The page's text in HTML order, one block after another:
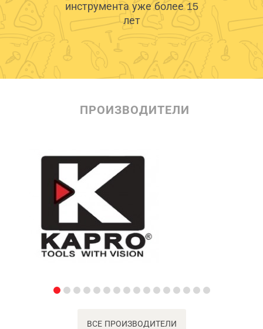
инструмента уже более 15
лет
ПРОИЗВОДИТЕЛИ
ВСЕ ПРОИЗВОДИТЕЛИ